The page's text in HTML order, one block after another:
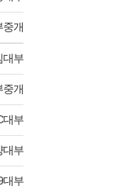
중개
대부
중개
대부
대부
대부